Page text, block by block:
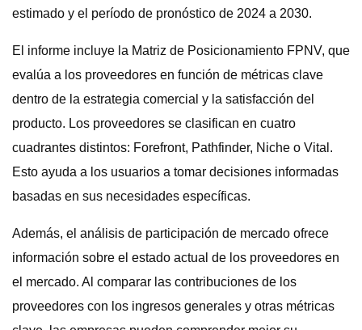
estimado y el período de pronóstico de 2024 a 2030.
El informe incluye la Matriz de Posicionamiento FPNV, que
evalúa a los proveedores en función de métricas clave
dentro de la estrategia comercial y la satisfacción del
producto. Los proveedores se clasifican en cuatro
cuadrantes distintos: Forefront, Pathfinder, Niche o Vital.
Esto ayuda a los usuarios a tomar decisiones informadas
basadas en sus necesidades específicas.
Además, el análisis de participación de mercado ofrece
información sobre el estado actual de los proveedores en
el mercado. Al comparar las contribuciones de los
proveedores con los ingresos generales y otras métricas